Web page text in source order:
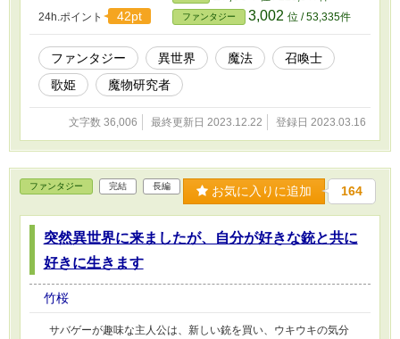
24h.ポイント 42pt ファンタジー 3,002 位 / 53,335件
ファンタジー 異世界 魔法
召喚士
歌姫
魔物研究者
文字数 36,006 最終更新日 2023.12.22 登録日 2023.03.16
ファンタジー 完結 長編 お気に入りに追加 164
突然異世界に来ましたが、自分が好きな銃と共に
好きに生きます
竹桜
サバゲーが趣味な主人公は、新しい銃を買い、ウキウキの気分